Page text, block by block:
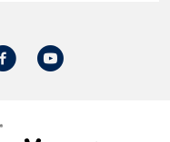
Facebook
Youtube
Fjällfil